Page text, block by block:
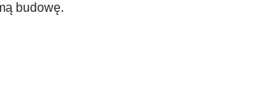
budowę.